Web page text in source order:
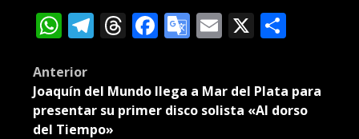
WhatsApp
Telegram
Threads
Facebook
Google
Email
X
Post
navigation
Anterior
Joaquín del Mundo llega a Mar del Plata para
presentar su primer disco solista «Al dorso
del Tiempo»